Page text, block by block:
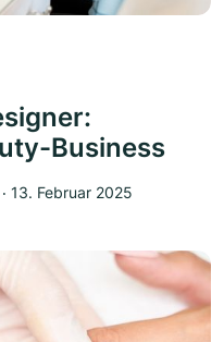
Business
‧ 13. Februar 2025